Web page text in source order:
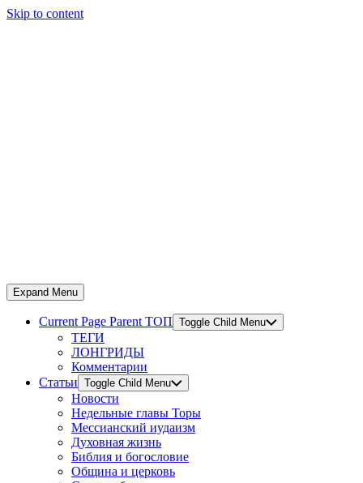
Skip to content
Expand Menu
Current Page Parent ТОП Toggle Child Menu
ТЕГИ
ЛОНГРИДЫ
Комментарии
Статьи Toggle Child Menu
Новости
Недельные главы Торы
Мессианский иудаизм
Духовная жизнь
Библия и богословие
Община и церковь